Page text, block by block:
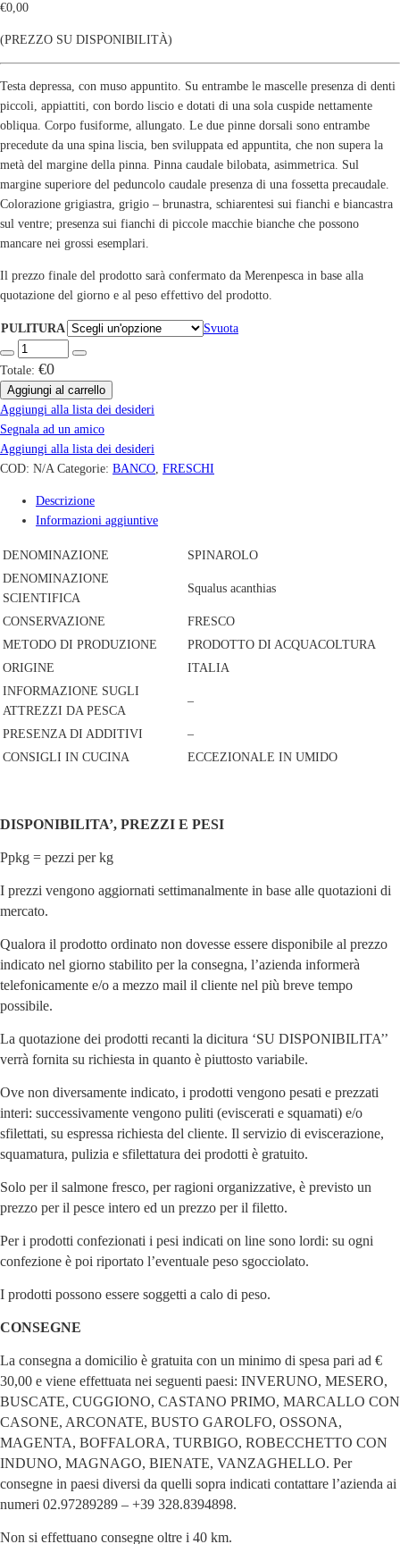
€0,00
(PREZZO SU DISPONIBILITÀ)
Testa depressa, con muso appuntito. Su entrambe le mascelle presenza di denti
piccoli, appiattiti, con bordo liscio e dotati di una sola cuspide nettamente
obliqua. Corpo fusiforme, allungato. Le due pinne dorsali sono entrambe
precedute da una spina liscia, ben sviluppata ed appuntita, che non supera la
metà del margine della pinna. Pinna caudale bilobata, asimmetrica. Sul
margine superiore del peduncolo caudale presenza di una fossetta precaudale.
Colorazione grigiastra, grigio – brunastra, schiarentesi sui fianchi e biancastra
sul ventre; presenza sui fianchi di piccole macchie bianche che possono
mancare nei grossi esemplari.
Il prezzo finale del prodotto sarà confermato da Merenpesca in base alla
quotazione del giorno e al peso effettivo del prodotto.
PULITURA Svuota
Totale: €0
Aggiungi al carrello
Aggiungi alla lista dei desideri
Segnala ad un amico
Aggiungi alla lista dei desideri
COD: N/A Categorie: BANCO, FRESCHI
Descrizione
Informazioni aggiuntive
DENOMINAZIONE
SPINAROLO
DENOMINAZIONE
SCIENTIFICA
Squalus acanthias
CONSERVAZIONE
FRESCO
METODO DI PRODUZIONE
PRODOTTO DI ACQUACOLTURA
ORIGINE
ITALIA
INFORMAZIONE SUGLI
ATTREZZI DA PESCA
–
PRESENZA DI ADDITIVI
–
CONSIGLI IN CUCINA
ECCEZIONALE IN UMIDO
DISPONIBILITA’, PREZZI E PESI
Ppkg = pezzi per kg
I prezzi vengono aggiornati settimanalmente in base alle quotazioni di
mercato.
Qualora il prodotto ordinato non dovesse essere disponibile al prezzo
indicato nel giorno stabilito per la consegna, l’azienda informerà
telefonicamente e/o a mezzo mail il cliente nel più breve tempo
possibile.
La quotazione dei prodotti recanti la dicitura ‘SU DISPONIBILITA’’
verrà fornita su richiesta in quanto è piuttosto variabile.
Ove non diversamente indicato, i prodotti vengono pesati e prezzati
interi: successivamente vengono puliti (eviscerati e squamati) e/o
sfilettati, su espressa richiesta del cliente. Il servizio di eviscerazione,
squamatura, pulizia e sfilettatura dei prodotti è gratuito.
Solo per il salmone fresco, per ragioni organizzative, è previsto un
prezzo per il pesce intero ed un prezzo per il filetto.
Per i prodotti confezionati i pesi indicati on line sono lordi: su ogni
confezione è poi riportato l’eventuale peso sgocciolato.
I prodotti possono essere soggetti a calo di peso.
CONSEGNE
La consegna a domicilio è gratuita con un minimo di spesa pari ad €
30,00 e viene effettuata nei seguenti paesi: INVERUNO, MESERO,
BUSCATE, CUGGIONO, CASTANO PRIMO, MARCALLO CON
CASONE, ARCONATE, BUSTO GAROLFO, OSSONA,
MAGENTA, BOFFALORA, TURBIGO, ROBECCHETTO CON
INDUNO, MAGNAGO, BIENATE, VANZAGHELLO. Per
consegne in paesi diversi da quelli sopra indicati contattare l’azienda ai
numeri 02.97289289 – +39 328.8394898.
Non si effettuano consegne oltre i 40 km.